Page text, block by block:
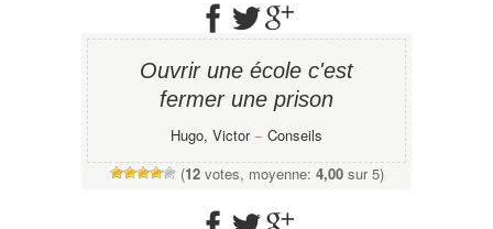
Ouvrir une école c'est
fermer une prison
Hugo, Victor− Conseils
(12votes, moyenne: 4,00sur 5)